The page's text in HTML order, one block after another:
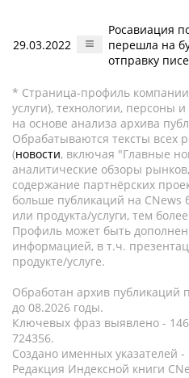
29.03.2022
Росавиация
перешла на
отправку
* Страница-профиль
услуги), технологии, персоны
на основе анализа архива
Обрабатываются тексты всех
(новости, включая "Главные
аналитические обзоры
содержание партнёрских
больше публикаций на
или продукта/услуги, тем
Профиль может быть
информацией, в т.ч.
продукте/услуге.
Обработан архив публикаций
до 08.2026 годы.
Ключевых фраз выявлено -
724356.
Создано именных указателей -
Редакция Индексной книги